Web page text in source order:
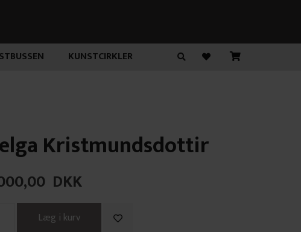
KUNSTCIRKLER
Kristmundsdottir
DKK